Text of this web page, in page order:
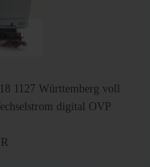
1127 Württemberg voll
digital OVP